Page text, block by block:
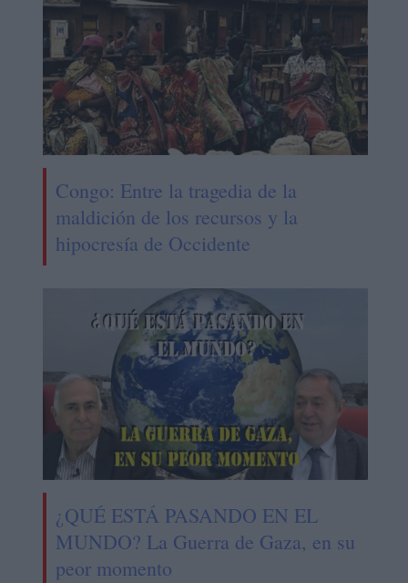
Congo: Entre la tragedia de la
maldición de los recursos y la
hipocresía de Occidente
¿QUÉ ESTÁ PASANDO EN EL
MUNDO? La Guerra de Gaza, en su
peor momento